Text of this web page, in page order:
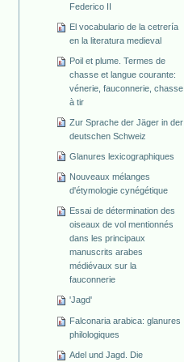
Federico II
El vocabulario de la cetrería
en la literatura medieval
Poil et plume. Termes de
chasse et langue courante:
vénerie, fauconnerie, chasse
à tir
Zur Sprache der Jäger in der
deutschen Schweiz
Glanures lexicographiques
Nouveaux mélanges
d'étymologie cynégétique
Essai de détermination des
oiseaux de vol mentionnés
dans les principaux
manuscrits arabes
médiévaux sur la
fauconnerie
'Jagd'
Falconaria arabica: glanures
philologiques
Adel und Jagd. Die